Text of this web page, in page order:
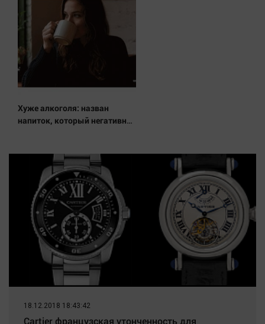
Хуже алкоголя: назван
напиток, который негативно
18.12.2018 18:43:42
Cartier французская утонченность для